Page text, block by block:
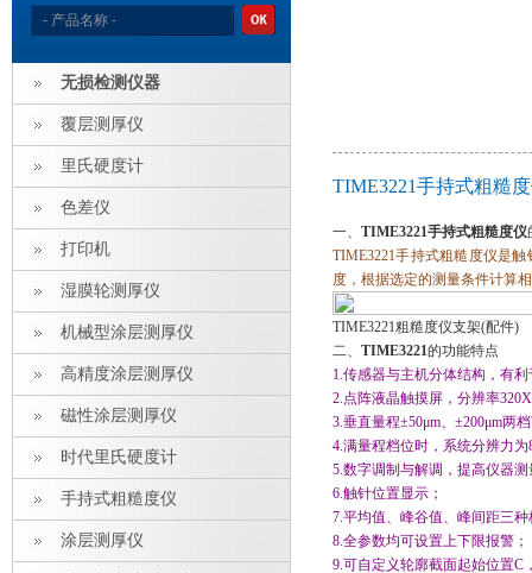
无损检测仪器
覆层测厚仪
里氏硬度计
色差仪
打印机
湿膜轮测厚仪
机械型涂层测厚仪
高精度涂层测厚仪
磁性涂层测厚仪
时代里氏硬度计
手持式粗糙度仪
涂层测厚仪
TIME3221手持式粗糙
一、 TIME3221手持式粗糙度仪
TIME3221手持式粗糙度仪是
度，根据选定的测量条件计算
TIME3221粗糙度仪支架(配件)
二、 TIME3221的功能特点
1.传感器与主机分体结构，有
2.点阵液晶触摸屏，分辨率
3.垂直量程±50μm、±200μm两
4.满量程档位时，系统分辨力
5.数字调制与解调，提高仪器
6.触针位置显示；
7.平均值、峰谷值、峰间距三
8.全参数均可设置上下限报警；
9.可自定义轮廓截面起始位置C